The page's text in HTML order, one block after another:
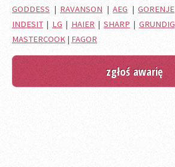
GODDESS | RAVANSON |AEG |GORENJE
INDESIT | LG | HAIER | SHARP | GRUNDIG
MASTERCOOK | FAGOR
zgłoś awarię